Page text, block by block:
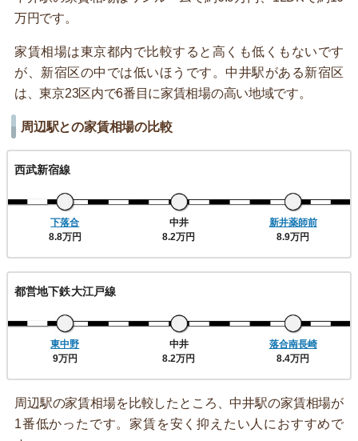
万円です。
家賃相場は東京都内で比較すると高くも低くもないです
が、新宿区の中では低いほうです。中井駅がある新宿区
は、東京23区内で6番目に家賃相場の高い地域です。
周辺駅との家賃相場の比較
西武新宿線
下落合
8.8万円
中井
8.2万円
新井薬師前
8.9万円
都営地下鉄大江戸線
東中野
9万円
中井
8.2万円
落合南長崎
8.4万円
周辺駅の家賃相場を比較したところ、中井駅の家賃相場が
1番低かったです。家賃を安く抑えたい人におすすめで